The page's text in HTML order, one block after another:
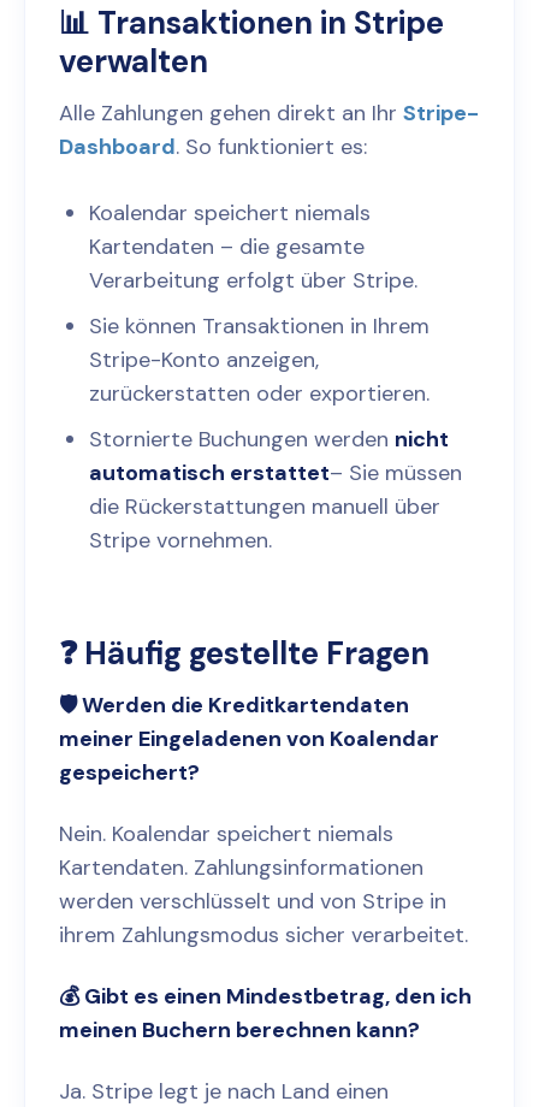
📊 Transaktionen in Stripe
verwalten
Alle Zahlungen gehen direkt an Ihr Stripe-
Dashboard. So funktioniert es:
Koalendar speichert niemals
Kartendaten – die gesamte
Verarbeitung erfolgt über Stripe.
Sie können Transaktionen in Ihrem
Stripe-Konto anzeigen,
zurückerstatten oder exportieren.
Stornierte Buchungen werden nicht
automatisch erstattet– Sie müssen
die Rückerstattungen manuell über
Stripe vornehmen.
❓ Häufig gestellte Fragen
🛡️ Werden die Kreditkartendaten
meiner Eingeladenen von Koalendar
gespeichert?
Nein. Koalendar speichert niemals
Kartendaten. Zahlungsinformationen
werden verschlüsselt und von Stripe in
ihrem Zahlungsmodus sicher verarbeitet.
💰 Gibt es einen Mindestbetrag, den ich
meinen Buchern berechnen kann?
Ja. Stripe legt je nach Land einen